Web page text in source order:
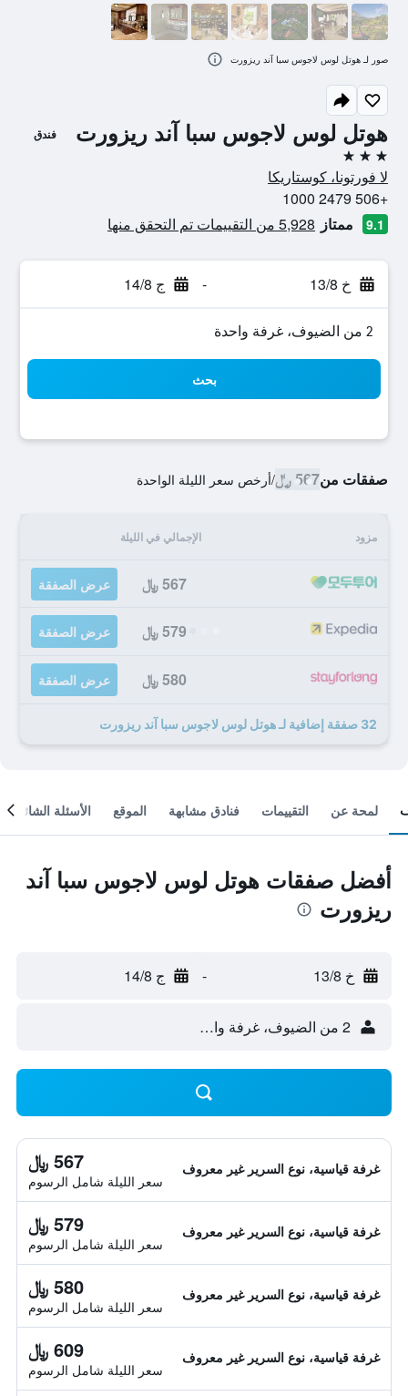
هوتل لوس لاجوس سبا آند ريزورت فندق
3 نجوم
لا فورتونا، كوستاريكا
+506 2479 1000
9.1 ممتاز 5,928 من التقييمات تم التحقق منها
خ 13/8 - ج 14/8
2 من الضيوف، غرفة واحدة
بحث
صفقات من567 ﷼ /أرخص سعر الليلة الواحدة
مزود الإجمالي في الليلة
567 ﷼ عرض الصفقة
579 ﷼ عرض الصفقة
580 ﷼ عرض الصفقة
32 صفقة إضافية لـ هوتل لوس لاجوس سبا آند ريزورت
صور لـ هوتل لوس لاجوس سبا آند ريزورت
لمحة عن التقييمات فنادق مشابهة الموقع الأسئلة الشائعة
أفضل صفقات هوتل لوس لاجوس سبا آند
ريزورت
خ 13/8 - ج 14/8
2 من الضيوف، غرفة واحدة
غرفة قياسية، نوع السرير غير معروف 567 ﷼
سعر الليلة شامل الرسوم
غرفة قياسية، نوع السرير غير معروف 579 ﷼
سعر الليلة شامل الرسوم
غرفة قياسية، نوع السرير غير معروف 580 ﷼
سعر الليلة شامل الرسوم
غرفة قياسية، نوع السرير غير معروف 609 ﷼
سعر الليلة شامل الرسوم